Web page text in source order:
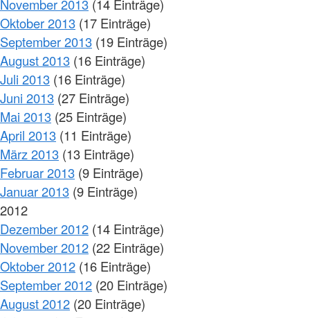
November 2013 (14 Einträge)
Oktober 2013 (17 Einträge)
September 2013 (19 Einträge)
August 2013 (16 Einträge)
Juli 2013 (16 Einträge)
Juni 2013 (27 Einträge)
Mai 2013 (25 Einträge)
April 2013 (11 Einträge)
März 2013 (13 Einträge)
Februar 2013 (9 Einträge)
Januar 2013 (9 Einträge)
2012
Dezember 2012 (14 Einträge)
November 2012 (22 Einträge)
Oktober 2012 (16 Einträge)
September 2012 (20 Einträge)
August 2012 (20 Einträge)